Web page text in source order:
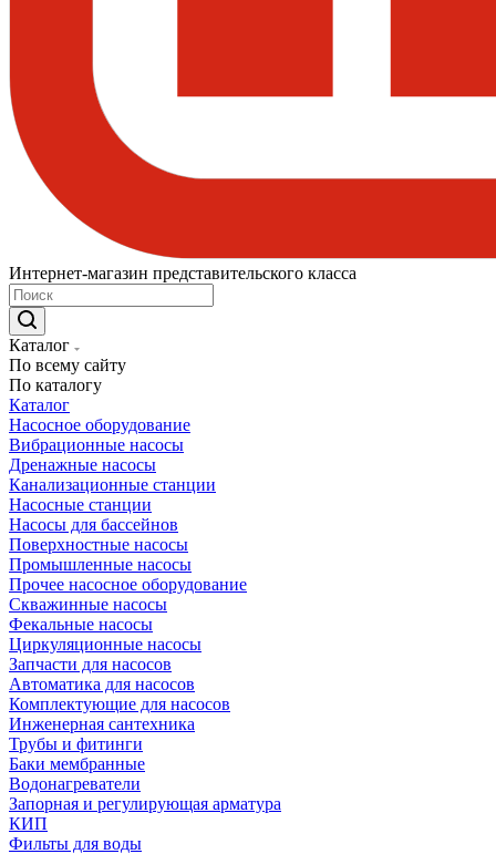
Интернет-магазин представительского класса
Каталог
По всему сайту
По каталогу
Каталог
Насосное оборудование
Вибрационные насосы
Дренажные насосы
Канализационные станции
Насосные станции
Насосы для бассейнов
Поверхностные насосы
Промышленные насосы
Прочее насосное оборудование
Скважинные насосы
Фекальные насосы
Циркуляционные насосы
Запчасти для насосов
Автоматика для насосов
Комплектующие для насосов
Инженерная сантехника
Трубы и фитинги
Баки мембранные
Водонагреватели
Запорная и регулирующая арматура
КИП
Фильты для воды